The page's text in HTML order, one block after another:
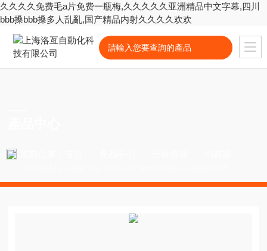
久久久久免费毛a片免费一瓶梅,久久久久久亚洲精品中文字幕,四川
bbb搡bbb搡多人乱亂,国产精品内射久久久久欢欢
室均質器